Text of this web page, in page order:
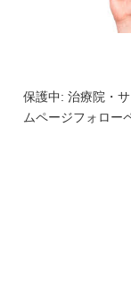
保護中: 治療院・
ムページフォロー